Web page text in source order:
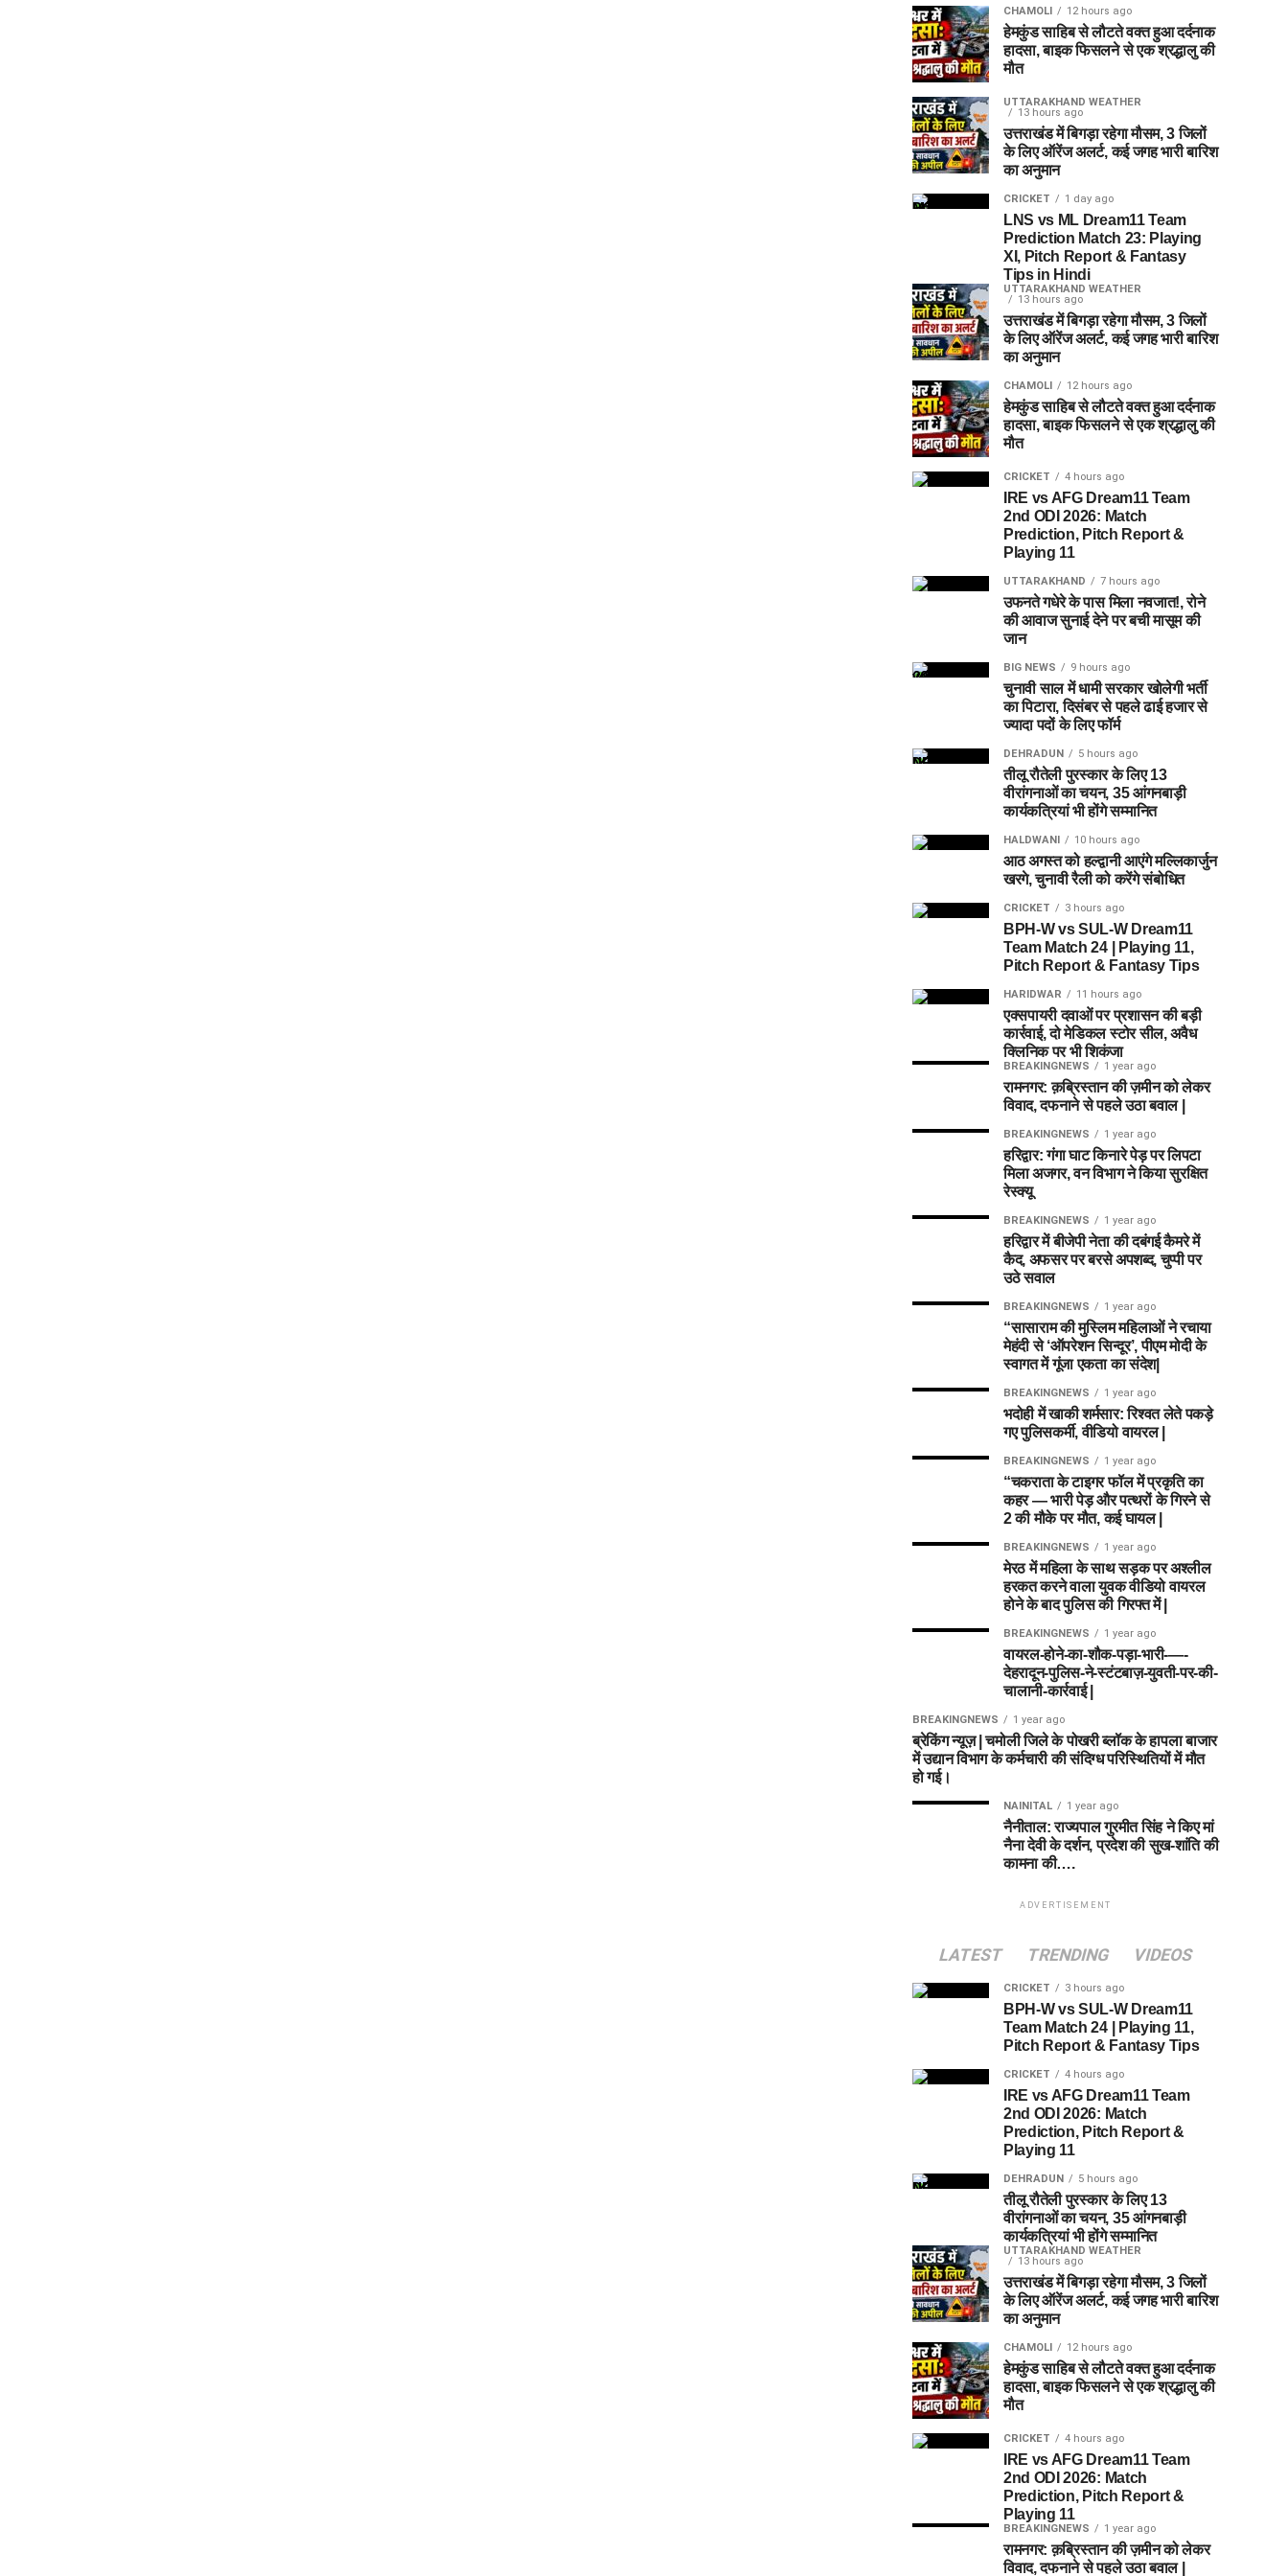
CHAMOLI 12 hours ago
हेमकुंड साहिब से लौटते वक्त हुआ दर्दनाक
हादसा, बाइक फिसलने से एक श्रद्धालु की
मौत
UTTARAKHAND WEATHER
13 hours ago
उत्तराखंड में बिगड़ा रहेगा मौसम, 3 जिलों
के लिए ऑरेंज अलर्ट, कई जगह भारी बारिश
का अनुमान
CRICKET 1 day ago
LNS vs ML Dream11 Team
Prediction Match 23: Playing
XI, Pitch Report & Fantasy
Tips in Hindi
UTTARAKHAND WEATHER
13 hours ago
उत्तराखंड में बिगड़ा रहेगा मौसम, 3 जिलों
के लिए ऑरेंज अलर्ट, कई जगह भारी बारिश
का अनुमान
CHAMOLI 12 hours ago
हेमकुंड साहिब से लौटते वक्त हुआ दर्दनाक
हादसा, बाइक फिसलने से एक श्रद्धालु की
मौत
CRICKET 4 hours ago
IRE vs AFG Dream11 Team
2nd ODI 2026: Match
Prediction, Pitch Report &
Playing 11
UTTARAKHAND 7 hours ago
उफनते गधेरे के पास मिला नवजात!, रोने
की आवाज सुनाई देने पर बची मासूम की
जान
BIG NEWS 9 hours ago
चुनावी साल में धामी सरकार खोलेगी भर्ती
का पिटारा, दिसंबर से पहले ढाई हजार से
ज्यादा पदों के लिए फॉर्म
DEHRADUN 5 hours ago
तीलू रौतेली पुरस्कार के लिए 13
वीरांगनाओं का चयन, 35 आंगनबाड़ी
कार्यकत्रियां भी होंगे सम्मानित
HALDWANI 10 hours ago
आठ अगस्त को हल्द्वानी आएंगे मल्लिकार्जुन
खरगे, चुनावी रैली को करेंगे संबोधित
CRICKET 3 hours ago
BPH-W vs SUL-W Dream11
Team Match 24 | Playing 11,
Pitch Report & Fantasy Tips
HARIDWAR 11 hours ago
एक्सपायरी दवाओं पर प्रशासन की बड़ी
कार्रवाई, दो मेडिकल स्टोर सील, अवैध
क्लिनिक पर भी शिकंजा
BREAKINGNEWS 1 year ago
रामनगर: क़ब्रिस्तान की ज़मीन को लेकर
विवाद, दफनाने से पहले उठा बवाल |
BREAKINGNEWS 1 year ago
हरिद्वार: गंगा घाट किनारे पेड़ पर लिपटा
मिला अजगर, वन विभाग ने किया सुरक्षित
रेस्क्यू
BREAKINGNEWS 1 year ago
हरिद्वार में बीजेपी नेता की दबंगई कैमरे में
कैद, अफसर पर बरसे अपशब्द, चुप्पी पर
उठे सवाल
BREAKINGNEWS 1 year ago
“सासाराम की मुस्लिम महिलाओं ने रचाया
मेहंदी से ‘ऑपरेशन सिन्दूर’, पीएम मोदी के
स्वागत में गूंजा एकता का संदेश|
BREAKINGNEWS 1 year ago
भदोही में खाकी शर्मसार: रिश्वत लेते पकड़े
गए पुलिसकर्मी, वीडियो वायरल |
BREAKINGNEWS 1 year ago
“चकराता के टाइगर फॉल में प्रकृति का
कहर — भारी पेड़ और पत्थरों के गिरने से
2 की मौके पर मौत, कई घायल |
BREAKINGNEWS 1 year ago
मेरठ में महिला के साथ सड़क पर अश्लील
हरकत करने वाला युवक वीडियो वायरल
होने के बाद पुलिस की गिरफ्त में |
BREAKINGNEWS 1 year ago
वायरल-होने-का-शौक-पड़ा-भारी-—-
देहरादून-पुलिस-ने-स्टंटबाज़-युवती-पर-की-
चालानी-कार्रवाई |
BREAKINGNEWS 1 year ago
ब्रेकिंग न्यूज़ | चमोली जिले के पोखरी ब्लॉक के हापला बाजार
में उद्यान विभाग के कर्मचारी की संदिग्ध परिस्थितियों में मौत
हो गई।
NAINITAL 1 year ago
नैनीताल: राज्यपाल गुरमीत सिंह ने किए मां
नैना देवी के दर्शन, प्रदेश की सुख-शांति की
कामना की….
ADVERTISEMENT
LATEST TRENDING VIDEOS
CRICKET 3 hours ago
BPH-W vs SUL-W Dream11
Team Match 24 | Playing 11,
Pitch Report & Fantasy Tips
CRICKET 4 hours ago
IRE vs AFG Dream11 Team
2nd ODI 2026: Match
Prediction, Pitch Report &
Playing 11
DEHRADUN 5 hours ago
तीलू रौतेली पुरस्कार के लिए 13
वीरांगनाओं का चयन, 35 आंगनबाड़ी
कार्यकत्रियां भी होंगे सम्मानित
UTTARAKHAND WEATHER
13 hours ago
उत्तराखंड में बिगड़ा रहेगा मौसम, 3 जिलों
के लिए ऑरेंज अलर्ट, कई जगह भारी बारिश
का अनुमान
CHAMOLI 12 hours ago
हेमकुंड साहिब से लौटते वक्त हुआ दर्दनाक
हादसा, बाइक फिसलने से एक श्रद्धालु की
मौत
CRICKET 4 hours ago
IRE vs AFG Dream11 Team
2nd ODI 2026: Match
Prediction, Pitch Report &
Playing 11
BREAKINGNEWS 1 year ago
रामनगर: क़ब्रिस्तान की ज़मीन को लेकर
विवाद, दफनाने से पहले उठा बवाल |